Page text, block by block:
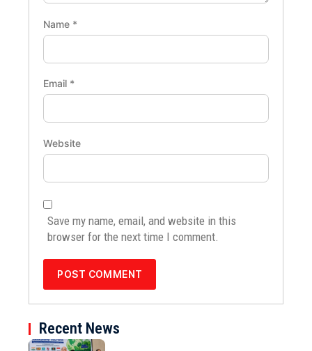
Name *
Email *
Website
Save my name, email, and website in this
browser for the next time I comment.
Recent News